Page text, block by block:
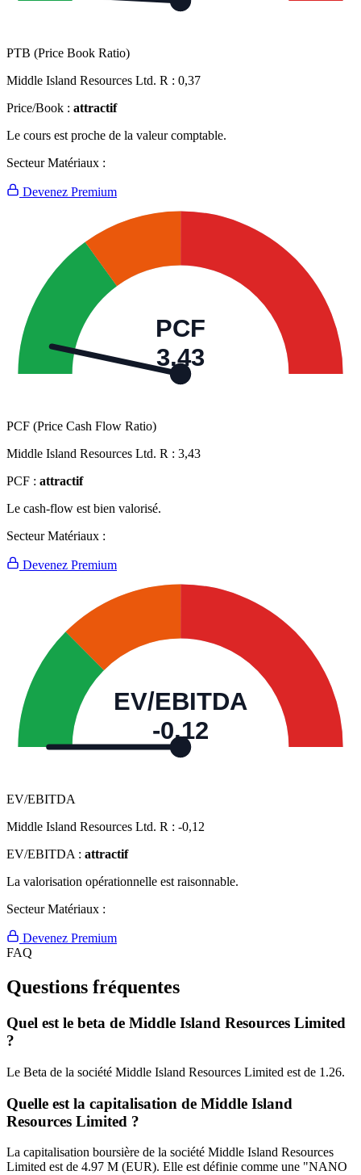
PTB (Price Book Ratio)
Middle Island Resources Ltd. R : 0,37
Price/Book : attractif
Le cours est proche de la valeur comptable.
Secteur Matériaux :
Devenez Premium
PCF
3,43
PCF (Price Cash Flow Ratio)
Middle Island Resources Ltd. R : 3,43
PCF : attractif
Le cash-flow est bien valorisé.
Secteur Matériaux :
Devenez Premium
EV/EBITDA
-0,12
EV/EBITDA
Middle Island Resources Ltd. R : -0,12
EV/EBITDA : attractif
La valorisation opérationnelle est raisonnable.
Secteur Matériaux :
Devenez Premium
FAQ
Questions fréquentes
Quel est le beta de Middle Island Resources Limited
?
Le Beta de la société Middle Island Resources Limited est de 1.26.
Quelle est la capitalisation de Middle Island
Resources Limited ?
La capitalisation boursière de la société Middle Island Resources
Limited est de 4.97 M (EUR). Elle est définie comme une "NANO